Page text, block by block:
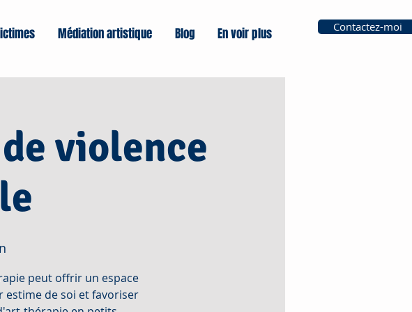
Médiation artistique Blog En voir plus Contactez-moi
violence
peut offrir un espace
de soi et favoriser